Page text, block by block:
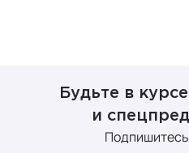
Будьте в
и